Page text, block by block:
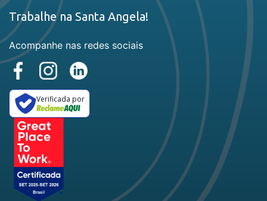
Trabalhe na Santa Angela!
Acompanhe nas redes sociais
Verificada por